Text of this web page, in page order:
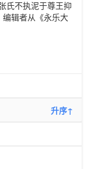
氏不执泥于尊王抑
辑者从《永乐大
升序↑